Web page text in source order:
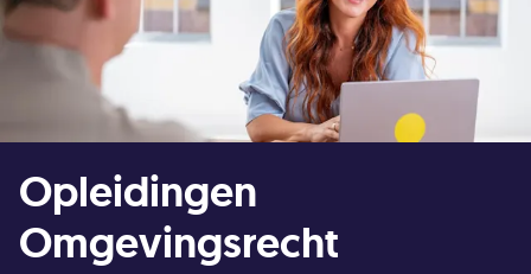
Opleidingen
Omgevingsrecht